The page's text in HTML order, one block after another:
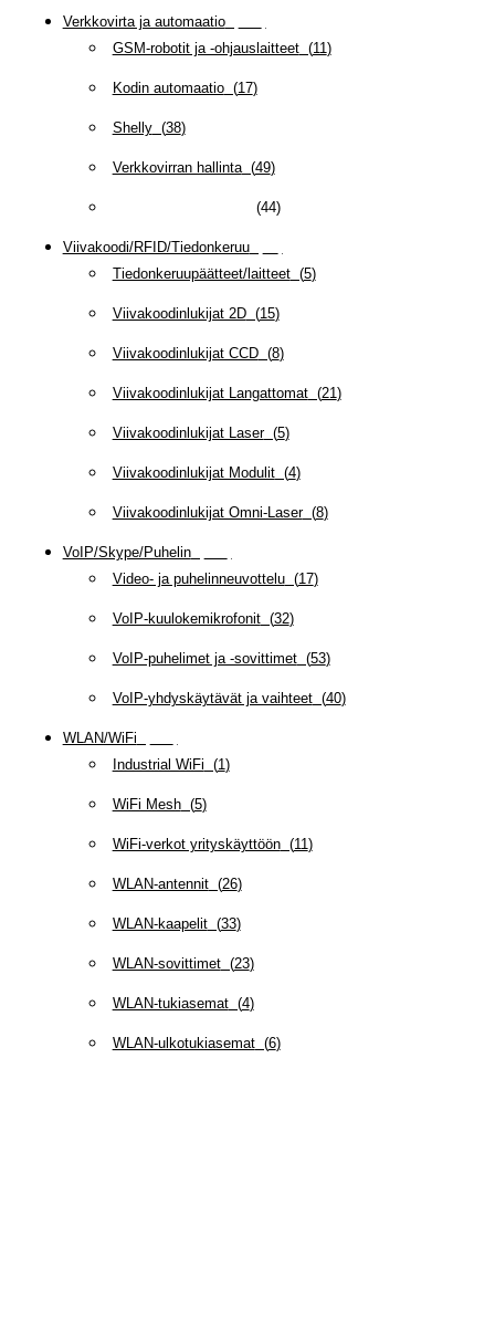
Verkkovirta ja automaatio(
GSM-robotit ja -ohjauslaitteet(11)
Kodin automaatio(17)
Shelly(38)
Verkkovirran hallinta(49)
(44)
Viivakoodi/RFID/Tiedonkeruu(
Tiedonkeruupäätteet/laitteet(5)
Viivakoodinlukijat 2D(15)
Viivakoodinlukijat CCD(8)
Viivakoodinlukijat Langattomat(21)
Viivakoodinlukijat Laser(5)
Viivakoodinlukijat Modulit(4)
Viivakoodinlukijat Omni-Laser(8)
VoIP/Skype/Puhelin(
Video- ja puhelinneuvottelu(17)
VoIP-kuulokemikrofonit(32)
VoIP-puhelimet ja -sovittimet(53)
VoIP-yhdyskäytävät ja vaihteet(40)
WLAN/WiFi
Industrial WiFi (1)
WiFi Mesh(5)
WiFi-verkot yrityskäyttöön(11)
WLAN-antennit(26)
WLAN-kaapelit(33)
WLAN-sovittimet(23)
WLAN-tukiasemat(4)
WLAN-ulkotukiasemat(6)